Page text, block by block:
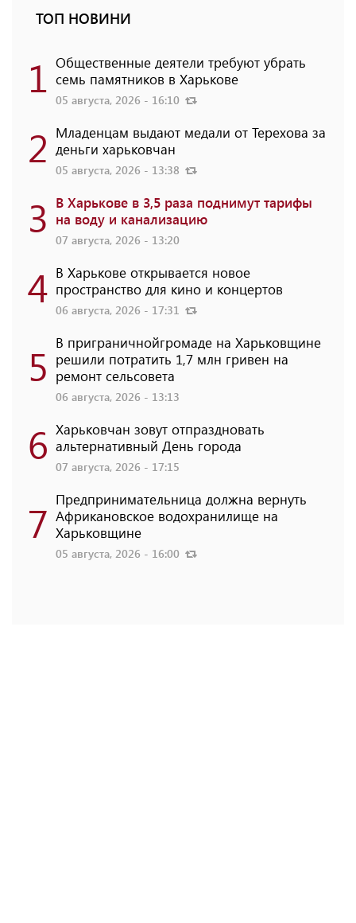
ТОП НОВИНИ
1 Общественные деятели требуют убрать
семь памятников в Харькове
05 августа, 2026 - 16:10
2 Младенцам выдают медали от Терехова за
деньги харьковчан
05 августа, 2026 - 13:38
3 В Харькове в 3,5 раза поднимут тарифы
на воду и канализацию
07 августа, 2026 - 13:20
4 В Харькове открывается новое
пространство для кино и концертов
06 августа, 2026 - 17:31
5 В приграничнойгромаде на Харьковщине
решили потратить 1,7 млн ​​гривен на
ремонт сельсовета
06 августа, 2026 - 13:13
6 Харьковчан зовут отпраздновать
альтернативный День города
07 августа, 2026 - 17:15
7 Предпринимательница должна вернуть
Африкановское водохранилище на
Харьковщине
05 августа, 2026 - 16:00